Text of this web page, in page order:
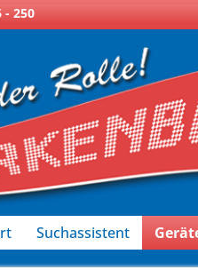
- 250
Suchassistent